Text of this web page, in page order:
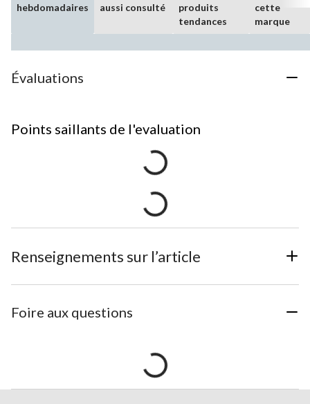
hebdomadaires
aussi consulté
produits
tendances
cette
marque
Évaluations
Points saillants de l'evaluation
Renseignements sur l’article
Foire aux questions